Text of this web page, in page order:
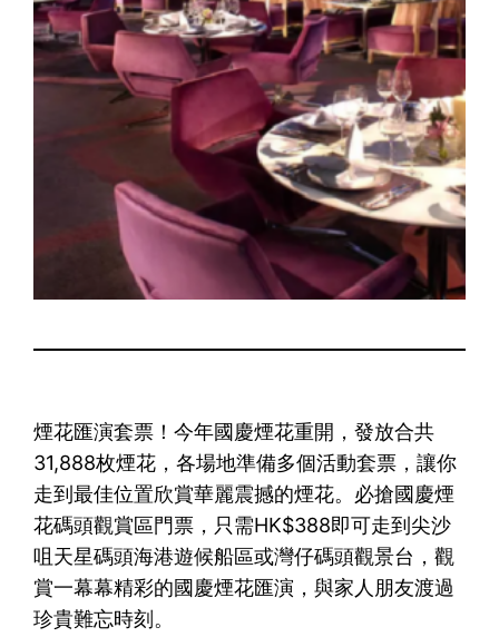
煙花匯演套票！今年國慶煙花重開，發放合共
31,888枚煙花，各場地準備多個活動套票，讓你
走到最佳位置欣賞華麗震撼的煙花。必搶國慶煙
花碼頭觀賞區門票，只需HK$388即可走到尖沙
咀天星碼頭海港遊候船區或灣仔碼頭觀景台，觀
賞一幕幕精彩的國慶煙花匯演，與家人朋友渡過
珍貴難忘時刻。